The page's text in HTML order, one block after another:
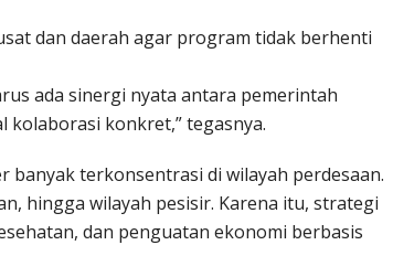
dan daerah agar program tidak berhenti
ada sinergi nyata antara pemerintah
kolaborasi konkret,” tegasnya.
banyak terkonsentrasi di wilayah perdesaan.
hingga wilayah pesisir. Karena itu, strategi
dan penguatan ekonomi berbasis